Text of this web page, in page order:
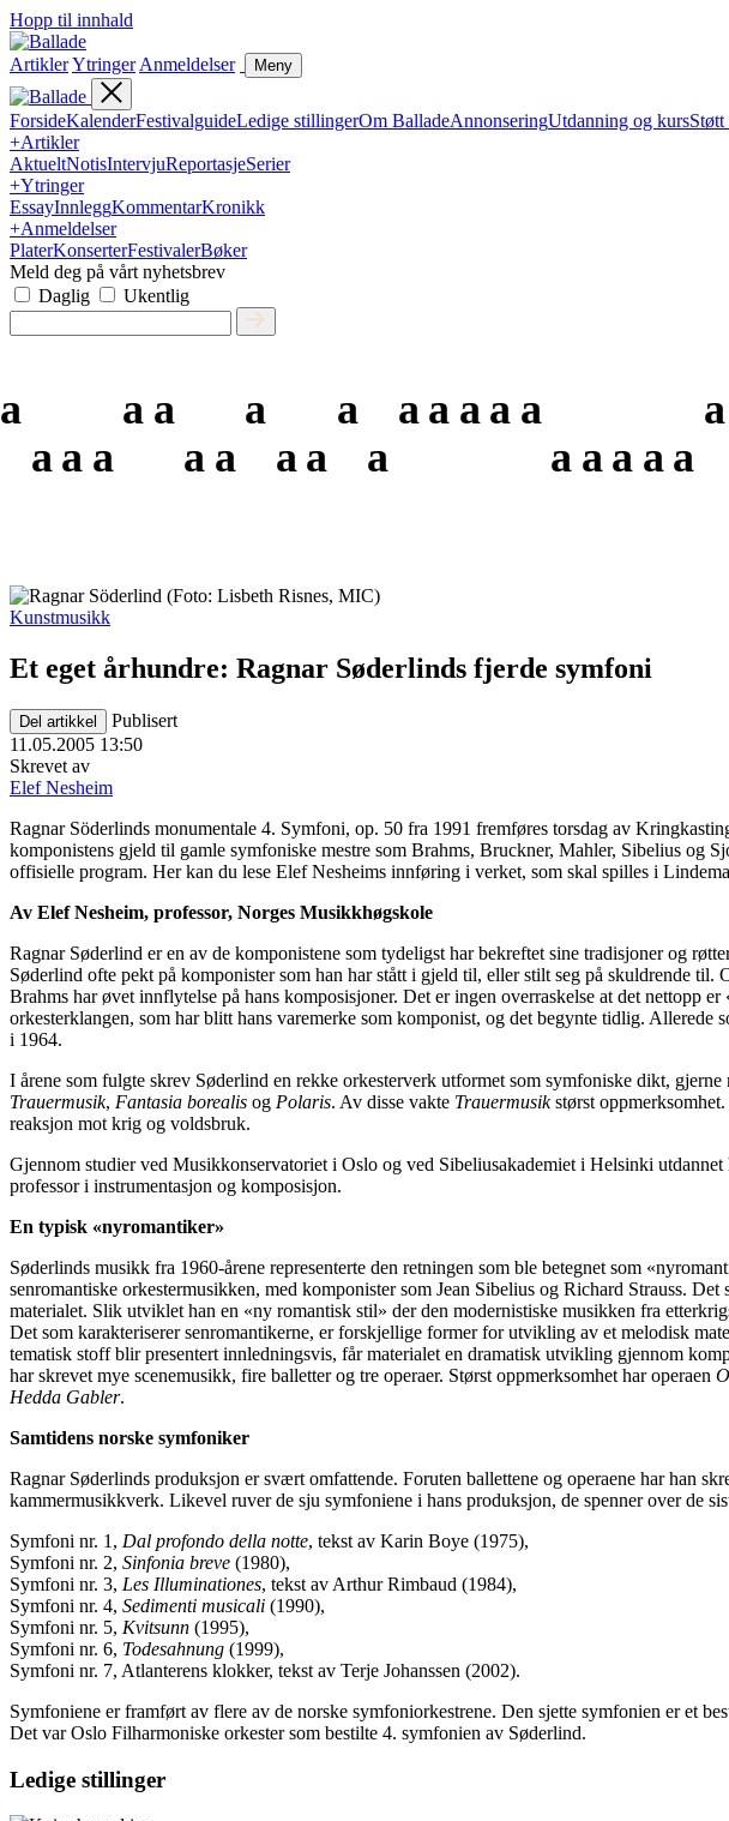
Hopp til innhald
ArtiklerYtringer Anmeldelser Meny
ForsideKalenderFestivalguideLedige stillingerOm BalladeAnnonseringUtdanning og kurs
+Artikler
AktueltNotisIntervjuReportasjeSerier
+Ytringer
EssayInnleggKommentarKronikk
+Anmeldelser
PlaterKonserterFestivalerBøker
Meld deg på vårt nyhetsbrev
Daglig
Ukentlig
Kunstmusikk
Et eget århundre: Ragnar Søderlinds fjerde symfoni
Del artikkel
Publisert
11.05.2005 13:50
Skrevet av
Elef Nesheim
Ragnar Söderlinds monumentale 4. Symfoni, op. 50 fra 1991 fremføres torsdag av
komponistens gjeld til gamle symfoniske mestre som Brahms, Bruckner, Mahler, Sibelius og
offisielle program. Her kan du lese Elef Nesheims innføring i verket, som skal spilles i
Av Elef Nesheim, professor, Norges Musikkhøgskole
Ragnar Søderlind er en av de komponistene som tydeligst har bekreftet sine tradisjoner og
Søderlind ofte pekt på komponister som han har stått i gjeld til, eller stilt seg på skuldrende
Brahms har øvet innflytelse på hans komposisjoner. Det er ingen overraskelse at det nettopp
orkesterklangen, som har blitt hans varemerke som komponist, og det begynte tidlig.
i 1964.
I årene som fulgte skrev Søderlind en rekke orkesterverk utformet som symfoniske dikt,
Trauermusik, Fantasia borealis og Polaris. Av disse vakte Trauermusikstørst
reaksjon mot krig og voldsbruk.
Gjennom studier ved Musikkonservatoriet i Oslo og ved Sibeliusakademiet i Helsinki
professor i instrumentasjon og komposisjon.
En typisk «nyromantiker»
Søderlinds musikk fra 1960-årene representerte den retningen som ble betegnet som
senromantiske orkestermusikken, med komponister som Jean Sibelius og Richard Strauss.
materialet. Slik utviklet han en «ny romantisk stil» der den modernistiske musikken fra
Det som karakteriserer senromantikerne, er forskjellige former for utvikling av et melodisk
tematisk stoff blir presentert innledningsvis, får materialet en dramatisk utvikling gjennom
har skrevet mye scenemusikk, fire balletter og tre operaer. Størst oppmerksomhet har operaen
Hedda Gabler.
Samtidens norske symfoniker
Ragnar Søderlinds produksjon er svært omfattende. Foruten ballettene og operaene har han
kammermusikkverk. Likevel ruver de sju symfoniene i hans produksjon, de spenner over de
Symfoni nr. 1, Dal profondo della notte, tekst av Karin Boye (1975),
Symfoni nr. 2, Sinfonia breve (1980),
Symfoni nr. 3, Les Illuminationes, tekst av Arthur Rimbaud (1984),
Symfoni nr. 4, Sedimenti musicali (1990),
Symfoni nr. 5, Kvitsunn (1995),
Symfoni nr. 6, Todesahnung (1999),
Symfoni nr. 7, Atlanterens klokker, tekst av Terje Johanssen (2002).
Symfoniene er framført av flere av de norske symfoniorkestrene. Den sjette symfonien er et
Det var Oslo Filharmoniske orkester som bestilte 4. symfonien av Søderlind.
Ledige stillinger